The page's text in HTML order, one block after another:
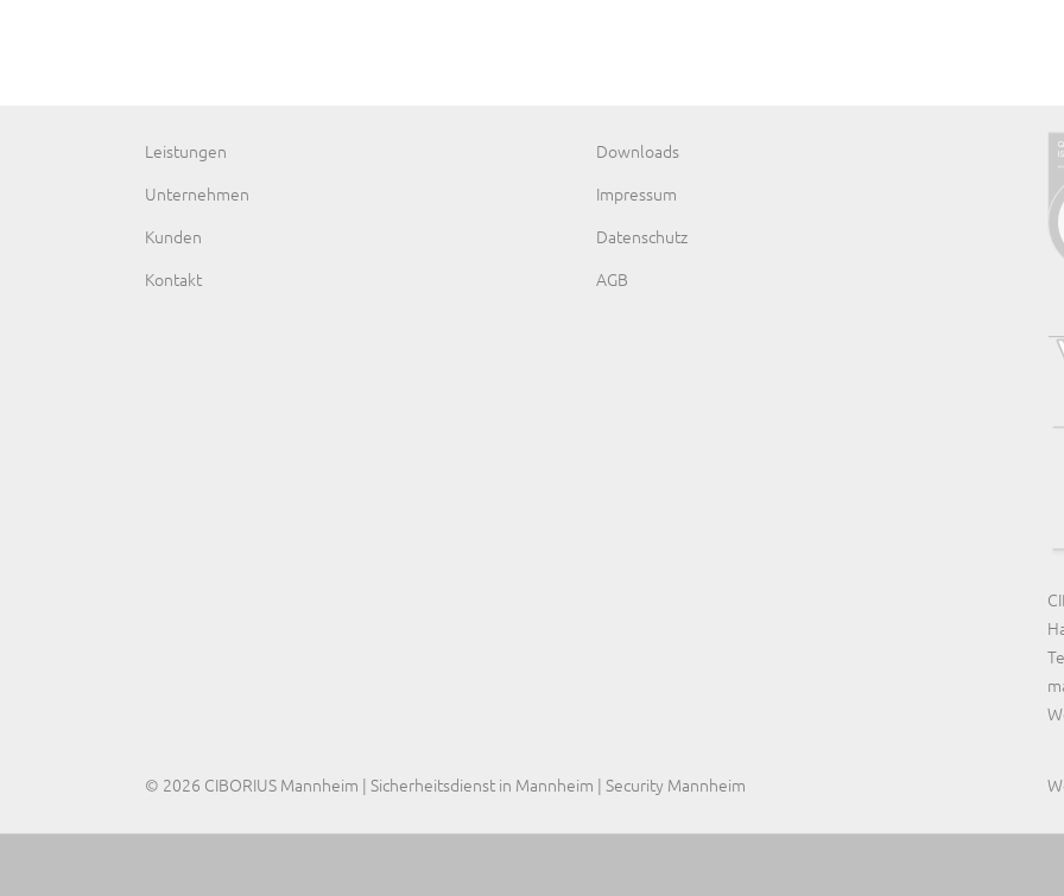
Navigation
überspringen
Leistungen
Unternehmen
Kunden
Kontakt
Navigation
überspringen
Downloads
Impressum
Datenschutz
AGB
© 2026 CIBORIUS Mannheim | Sicherheitsdienst in Mannheim | Security Mannheim